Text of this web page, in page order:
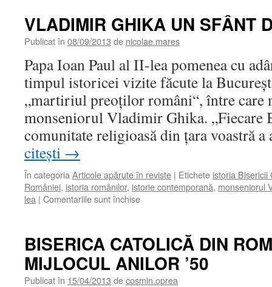
VLADIMIR GHIKA UN SFÂNT
Publicat în 08/09/2013 de nicolae.mares
Papa Ioan Paul al II-lea pomenea cu
timpul istoricei vizite făcute la
„martiriul preoţilor români“, între care
monseniorul Vladimir Ghika. „Fiecare
comunitate religioasă din ţara voastră
citești →
În categoria Articole apărute în reviste | Etichete istoria Bisericii
României, istoria românilor, istorie contemporană, monseniorul
lea | Comentariile sunt închisepentru
SFÂNT
DIN
FIRE
BISERICA CATOLICĂ DIN
MIJLOCUL ANILOR ’50
Publicat în 15/04/2013 decosmin.oprea